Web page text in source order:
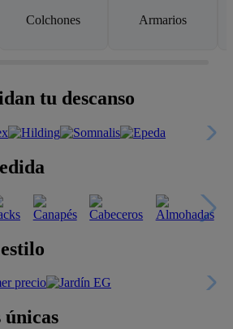
Colchones Armarios
tu descanso